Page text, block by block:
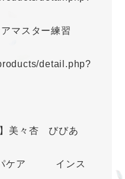
マスター練習
detail.php?
美々杏 びびあ
ケア インス